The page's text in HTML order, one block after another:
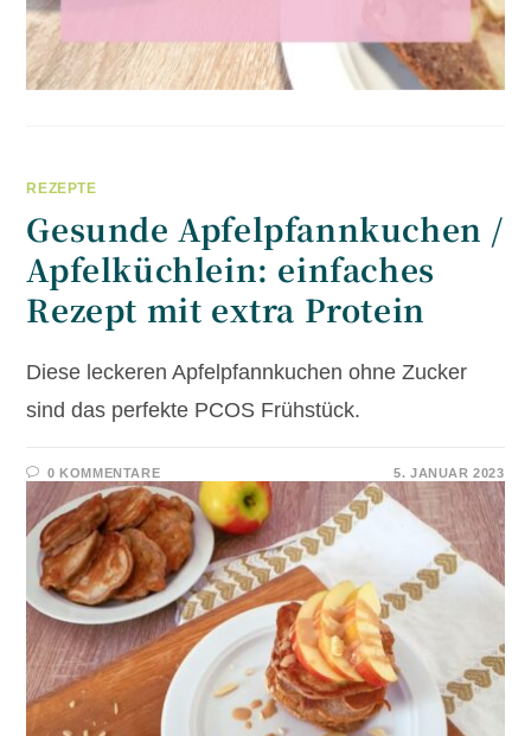
REZEPTE
Gesunde Apfelpfannkuchen /
Apfelküchlein: einfaches
Rezept mit extra Protein
Diese leckeren Apfelpfannkuchen ohne Zucker
sind das perfekte PCOS Frühstück.
0 KOMMENTARE 5. JANUAR 2023